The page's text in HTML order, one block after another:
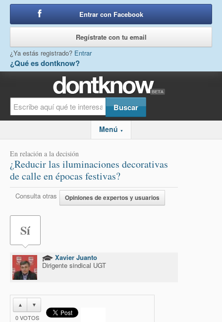
¿Qué es dontknow?
Entrar con Facebook
Regístrate con tu email
¿Ya estás registrado? Entrar
Menú ▼
En relación a la decisión
¿Reducir las iluminaciones decorativas
de calle en épocas festivas?
Consulta otras Opiniones de expertos y usuarios
Sí
Xavier Juanto
Dirigente sindical UGT
▲ ▼
0VOTOS